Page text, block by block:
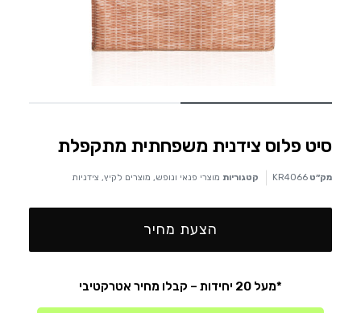
סיט פלוס צידנית משפחתית מתקפלת
מק״ט KR4066 קטגוריות מוצרי פנאי ונופש, מוצרים לקיץ, צידניות
הצעת מחיר
*מעל 20 יחידות – קבלו מחיר אטרקטיבי